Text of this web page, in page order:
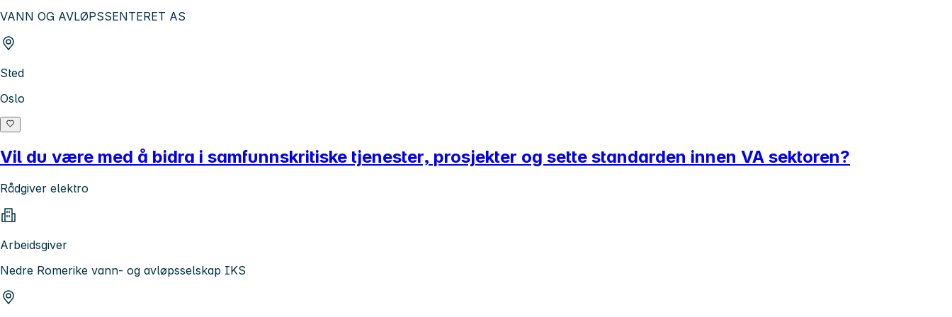
VANN OG AVLØPSSENTERET AS
Sted
Oslo
Vil du være med å bidra i samfunnskritiske tjenester, prosjekter og sette standarden innen VA sektoren?
Rådgiver elektro
Arbeidsgiver
Nedre Romerike vann- og avløpsselskap IKS